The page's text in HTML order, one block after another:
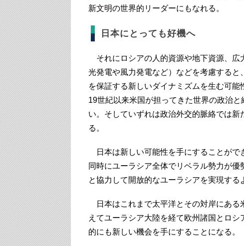
新文明の世界的リーダーにもなれる。
日本にとっても好機へ
それにロシアの人的資源や地下資源、広
光発電や風力発電など）などを考慮する
を保証する新しいダイナミズムを生む可
19世紀以来米国が担ってきた世界の政治
い。そしていずれは政治外交的脈絡では
る。
日本は新しい可能性を手にすることがで
同時にユーラシア全体でリベラル勢力が
と協力して開放的なユーラシアを実現する
日本はこれまで太平洋とその対岸にある
えてユーラシア大陸を経て欧州諸国とロ
的にも新しい機会を手にすることになる。